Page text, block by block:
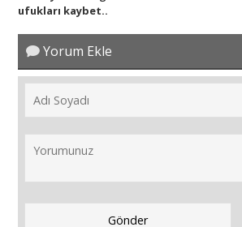
ufukları kaybet..
Yorum Ekle